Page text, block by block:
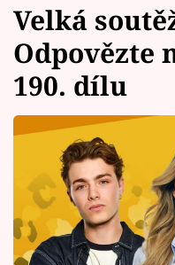
Témata
Celebrity
Vztahy
Seriály
Horoskopy
Velká
Odpovězte
190. dílu